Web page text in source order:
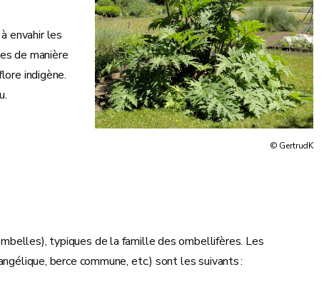
envahir les
de manière
indigène.
© GertrudK
typiques de la famille des ombellifères. Les
berce commune, etc.) sont les suivants :